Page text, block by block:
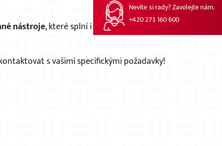
Nevíte si rady? Zavolejte nám.
+420 273 160 600
nástroje, které splní i ty nejnáročnější požadavky na
s vašimi specifickými požadavky!